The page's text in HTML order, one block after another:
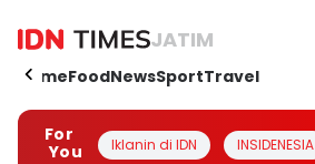
JATIM
HomeFoodNewsSportTravel
For
You
Iklanin di IDN INSIDENESIA